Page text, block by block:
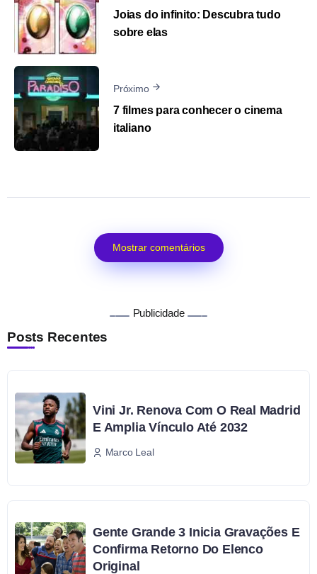
Joias do infinito: Descubra tudo
sobre elas
Próximo
7 filmes para conhecer o cinema
italiano
Mostrar comentários
Publicidade
Posts Recentes
Vini Jr. Renova Com O Real Madrid
E Amplia Vínculo Até 2032
Marco Leal
Gente Grande 3 Inicia Gravações E
Confirma Retorno Do Elenco
Original